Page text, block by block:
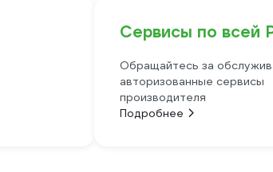
Сервисы по всей
Обращайтесь за
авторизованные сервисы
производителя
Подробнее